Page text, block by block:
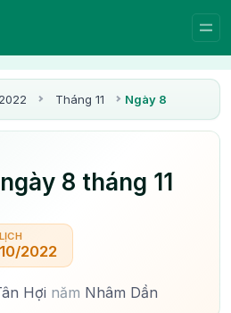
Tháng 11 Ngày 8
8 tháng 11
2022
Hợi năm Nhâm Dần